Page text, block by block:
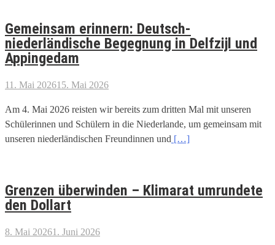
Gemeinsam erinnern: Deutsch-
niederländische Begegnung in Delfzijl und
Appingedam
11. Mai 202615. Mai 2026
Am 4. Mai 2026 reisten wir bereits zum dritten Mal mit unseren
Schülerinnen und Schülern in die Niederlande, um gemeinsam mit
unseren niederländischen Freundinnen und […]
Grenzen überwinden – Klimarat umrundete
den Dollart
8. Mai 20261. Juni 2026